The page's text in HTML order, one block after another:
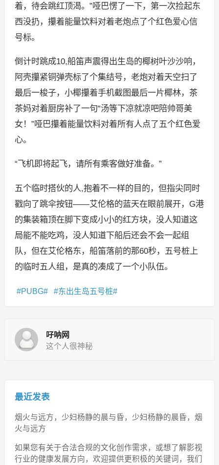
着，待会跳红顶渴。”哑巴愣了一下，第一次捡起东
西没扔，攥着能量饮料对着老炮点了个红色爱心信
号标。
倒计时跳成10,船笛声震得出生岛的椰树叶沙沙响，
阿壳攥紧铜弹壳标了个集结号，老炮对着天空扫了
最后一梭子，小椰攥着手机截图最后一片椰林，茶
茶妈对着厨房补了一句“汤等下凉就凉吧陪帅哥美
女！”哑巴攥着能量饮料对着所有人点了五个红色爱
心。
“飞机即将起飞，请所有乘客做好准备。”
五个临时搭伙的人,抱着不一样的目的，但指尖同时
戳向了跳伞按钮——艾伦格的蓝天在眼前展开，G港
的集装箱顶在脚下变成小小的红方块，没人知道这
局能不能吃鸡，没人知道下船后还会不会一起组
队，但在艾伦格东，船笛落前的那60秒，五号桩上
的临时五人组，是真的凑成了一个小队伍。
PUBG 东出生岛五号桩
吇呐网
这个人很神秘
最近发表
烟火与远方，少妇杨静的晨与昏，少妇杨静的晨昏，烟
火与远方
如果您有关于合法合规的文化创作需求，或想了解影视
行业的健康发展方向，欢迎提供更积极的关键词，我们